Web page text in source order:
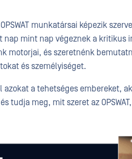
munkatársai képezik
nap mint nap végeznek a kritikus
motorjai, és szeretnénk
és személyiséget.
azokat a tehetséges embereket,
tudja meg, mit szeret az